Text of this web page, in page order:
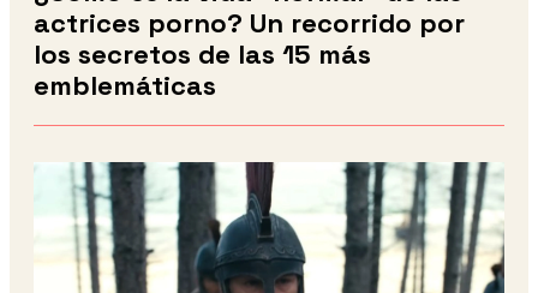
actrices porno? Un recorrido por
los secretos de las 15 más
emblemáticas